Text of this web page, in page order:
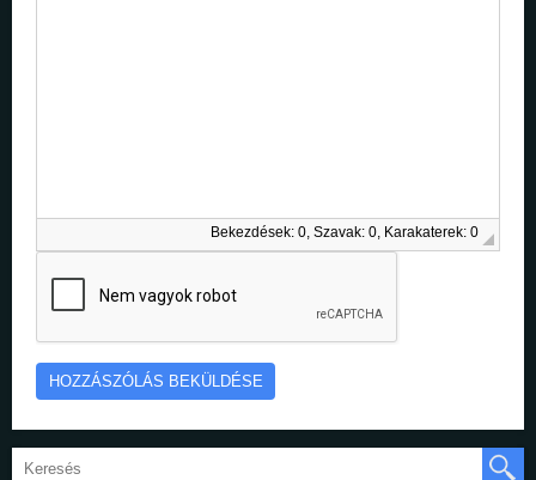
Bekezdések: 0, Szavak: 0, Karakaterek: 0